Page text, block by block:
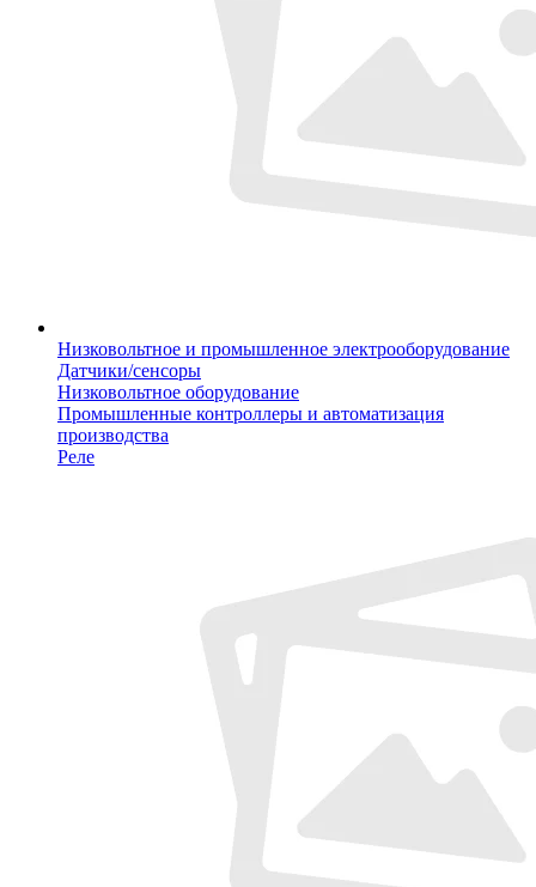
Низковольтное и промышленное электрооборудование
Датчики/сенсоры
Низковольтное оборудование
Промышленные контроллеры и автоматизация
производства
Реле